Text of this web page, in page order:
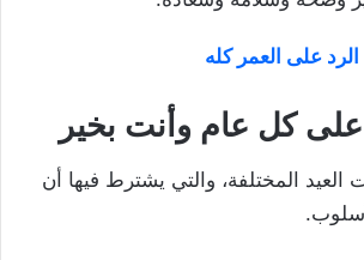
على العمر كله
على كل عام وأنت بخير
المختلفة، والتي يشترط فيها أن